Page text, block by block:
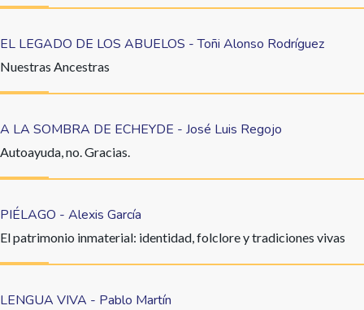
EL LEGADO DE LOS ABUELOS - Toñi Alonso Rodríguez
Nuestras Ancestras
A LA SOMBRA DE ECHEYDE - José Luis Regojo
Autoayuda, no. Gracias.
PIÉLAGO - Alexis García
El patrimonio inmaterial: identidad, folclore y tradiciones vivas
LENGUA VIVA - Pablo Martín